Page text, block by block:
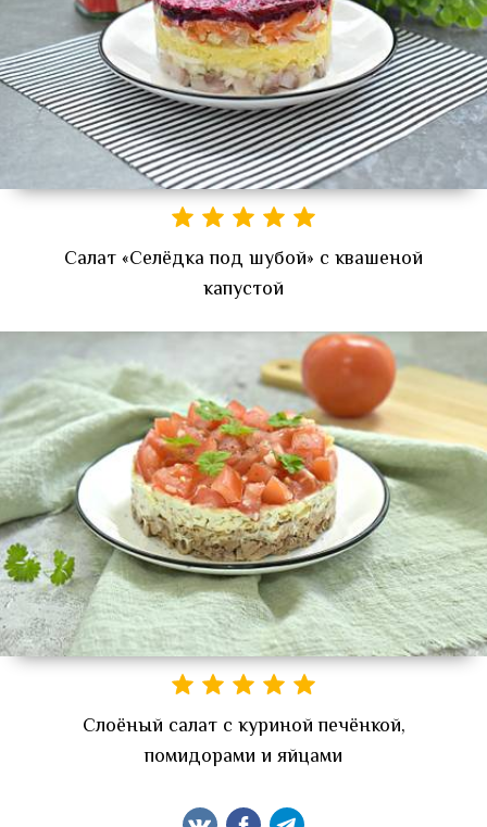
Салат «Селёдка под шубой» с квашеной
капустой
Слоёный салат с куриной печёнкой,
помидорами и яйцами